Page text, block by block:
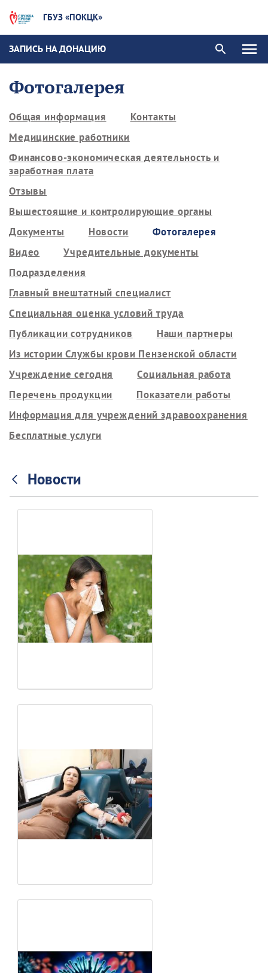
ГБУЗ «ПОКЦК»
ЗАПИСЬ НА ДОНАЦИЮ
Фотогалерея
Общая информация
Контакты
Медицинские работники
Финансово-экономическая деятельность и
заработная плата
Отзывы
Вышестоящие и контролирующие органы
Документы
Новости
Фотогалерея
Видео
Учредительные документы
Подразделения
Главный внештатный специалист
Специальная оценка условий труда
Публикации сотрудников
Наши партнеры
Из истории Службы крови Пензенской области
Учреждение сегодня
Социальная работа
Перечень продукции
Показатели работы
Информация для учреждений здравоохранения
Бесплатные услуги
Новости